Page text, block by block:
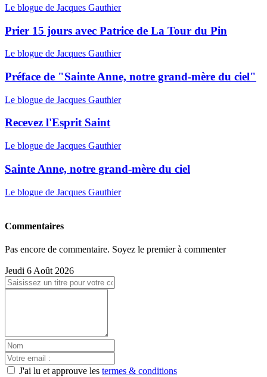
Le blogue de Jacques Gauthier
Prier 15 jours avec Patrice de La Tour du Pin
Le blogue de Jacques Gauthier
Préface de "Sainte Anne, notre grand-mère du ciel"
Le blogue de Jacques Gauthier
Recevez l'Esprit Saint
Le blogue de Jacques Gauthier
Sainte Anne, notre grand-mère du ciel
Le blogue de Jacques Gauthier
Commentaires
Pas encore de commentaire. Soyez le premier à commenter
Jeudi 6 Août 2026
J'ai lu et approuve les termes & conditions